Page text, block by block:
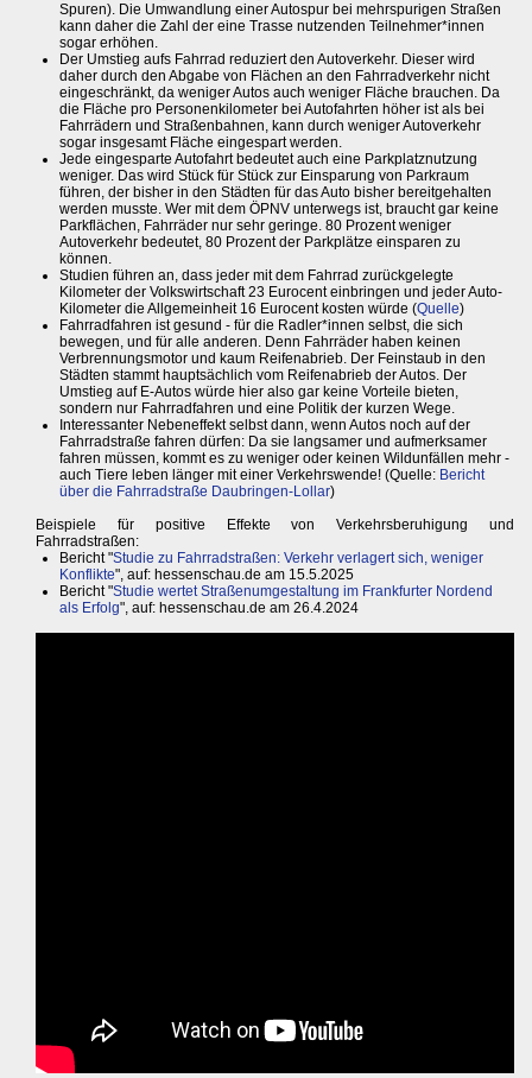
Spuren). Die Umwandlung einer Autospur bei mehrspurigen Straßen
kann daher die Zahl der eine Trasse nutzenden Teilnehmer*innen
sogar erhöhen.
Der Umstieg aufs Fahrrad reduziert den Autoverkehr. Dieser wird
daher durch den Abgabe von Flächen an den Fahrradverkehr nicht
eingeschränkt, da weniger Autos auch weniger Fläche brauchen. Da
die Fläche pro Personenkilometer bei Autofahrten höher ist als bei
Fahrrädern und Straßenbahnen, kann durch weniger Autoverkehr
sogar insgesamt Fläche eingespart werden.
Jede eingesparte Autofahrt bedeutet auch eine Parkplatznutzung
weniger. Das wird Stück für Stück zur Einsparung von Parkraum
führen, der bisher in den Städten für das Auto bisher bereitgehalten
werden musste. Wer mit dem ÖPNV unterwegs ist, braucht gar keine
Parkflächen, Fahrräder nur sehr geringe. 80 Prozent weniger
Autoverkehr bedeutet, 80 Prozent der Parkplätze einsparen zu
können.
Studien führen an, dass jeder mit dem Fahrrad zurückgelegte
Kilometer der Volkswirtschaft 23 Eurocent einbringen und jeder Auto-
Kilometer die Allgemeinheit 16 Eurocent kosten würde (Quelle)
Fahrradfahren ist gesund - für die Radler*innen selbst, die sich
bewegen, und für alle anderen. Denn Fahrräder haben keinen
Verbrennungsmotor und kaum Reifenabrieb. Der Feinstaub in den
Städten stammt hauptsächlich vom Reifenabrieb der Autos. Der
Umstieg auf E-Autos würde hier also gar keine Vorteile bieten,
sondern nur Fahrradfahren und eine Politik der kurzen Wege.
Interessanter Nebeneffekt selbst dann, wenn Autos noch auf der
Fahrradstraße fahren dürfen: Da sie langsamer und aufmerksamer
fahren müssen, kommt es zu weniger oder keinen Wildunfällen mehr -
auch Tiere leben länger mit einer Verkehrswende! (Quelle: Bericht
über die Fahrradstraße Daubringen-Lollar)
Beispiele für positive Effekte von Verkehrsberuhigung und
Fahrradstraßen:
Bericht "Studie zu Fahrradstraßen: Verkehr verlagert sich, weniger
Konflikte", auf: hessenschau.de am 15.5.2025
Bericht "Studie wertet Straßenumgestaltung im Frankfurter Nordend
als Erfolg", auf: hessenschau.de am 26.4.2024